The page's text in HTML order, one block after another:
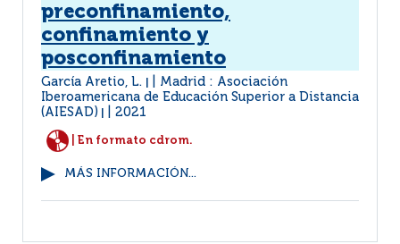
preconfinamiento,
confinamiento y
posconfinamiento
García Aretio, L.
Madrid : Asociación
Iberoamericana de Educación Superior a Distancia
(AIESAD)
2021
| En formato cdrom.
MÁS INFORMACIÓN...